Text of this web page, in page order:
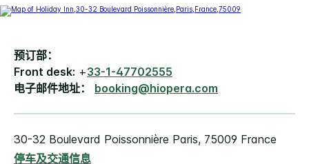
预订部：
Front desk: +33-1-47702555
电子邮件地址：
booking@hiopera.com
30-32 Boulevard Poissonnière Paris, 75009 France
停车及交通信息